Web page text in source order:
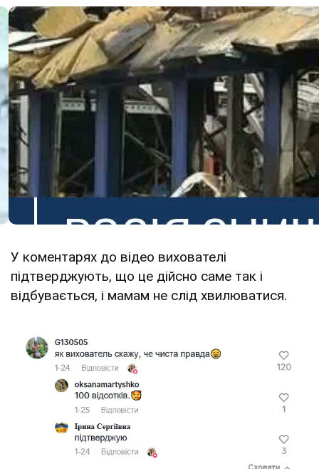
У коментарях до відео вихователі
підтверджують, що це дійсно саме так і
відбувається, і мамам не слід хвилюватися.